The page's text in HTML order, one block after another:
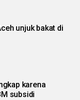
unjuk bakat di
karena
subsidi